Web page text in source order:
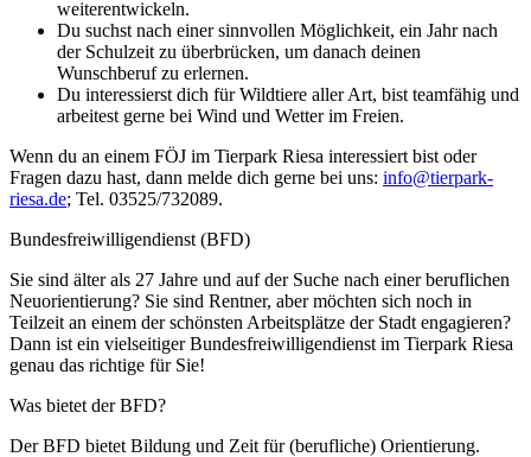
weiterentwickeln.
Du suchst nach einer sinnvollen Möglichkeit, ein Jahr nach
der Schulzeit zu überbrücken, um danach deinen
Wunschberuf zu erlernen.
Du interessierst dich für Wildtiere aller Art, bist teamfähig und
arbeitest gerne bei Wind und Wetter im Freien.
Wenn du an einem FÖJ im Tierpark Riesa interessiert bist oder
Fragen dazu hast, dann melde dich gerne bei uns: info@tierpark-
riesa.de; Tel. 03525/732089.
Bundesfreiwilligendienst (BFD)
Sie sind älter als 27 Jahre und auf der Suche nach einer beruflichen
Neuorientierung? Sie sind Rentner, aber möchten sich noch in
Teilzeit an einem der schönsten Arbeitsplätze der Stadt engagieren?
Dann ist ein vielseitiger Bundesfreiwilligendienst im Tierpark Riesa
genau das richtige für Sie!
Was bietet der BFD?
Der BFD bietet Bildung und Zeit für (berufliche) Orientierung.